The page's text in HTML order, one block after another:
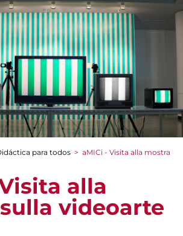
para todos > aMICi - Visita alla mostra
alla
videoarte